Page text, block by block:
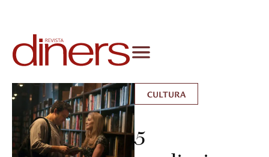
CULTURA
5